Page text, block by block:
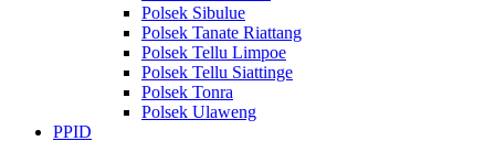
Polsek Sibulue
Polsek Tanate Riattang
Polsek Tellu Limpoe
Polsek Tellu Siattinge
Polsek Tonra
Polsek Ulaweng
PPID